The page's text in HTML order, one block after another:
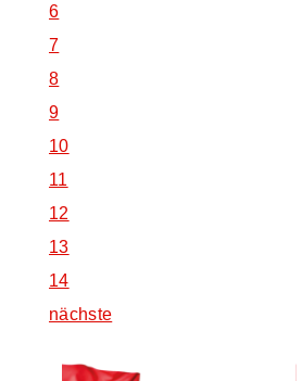
6
7
8
9
10
11
12
13
14
nächste